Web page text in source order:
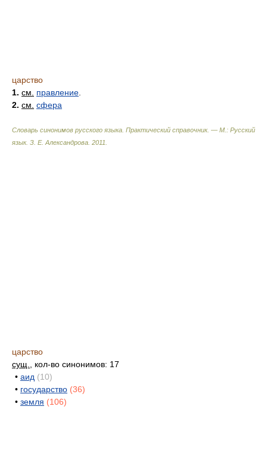
царство
1. см. правление
2. см. сфера
Словарь синонимов русского языка. Практический справочник. — М.: Русский
язык. З. Е. Александрова 2011
царство
сущ.
, кол-во синонимов: 17
• аид (10)
• государство (36)
• земля (106)